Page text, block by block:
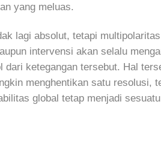
yang meluas.
lagi absolut, tetapi
intervensi akan selalu
ketegangan tersebut. Hal
menghentikan satu resolusi,
global tetap menjadi